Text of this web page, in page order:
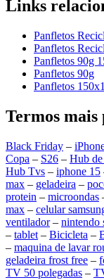
Links
Panfletos
Panfletos
Panfletos 90g
Panfletos 90g
Panfletos
Termos mais
Black Friday –
Copa – S26 – Hub
Hub Tvs – iphone 15
max – geladeira –
protein – microondas
max – celular
ventilador– nintendo
– tablet – Bicicleta –
– maquina de lavar
geladeira frost free –
TV 50 polegadas –